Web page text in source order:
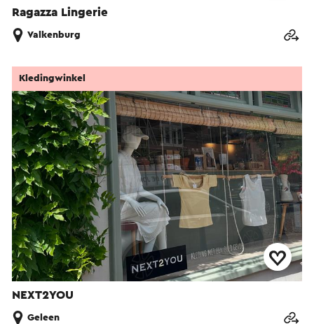
Ragazza Lingerie
Valkenburg
NEXT2YOU
Kledingwinkel
Geleen